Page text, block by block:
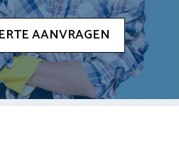
AANVRAGEN